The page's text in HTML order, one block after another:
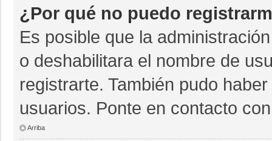
¿Por qué no puedo
Es posible que la
o deshabilitara el nombre de
registrarte. También pudo
usuarios. Ponte en contacto
Arriba